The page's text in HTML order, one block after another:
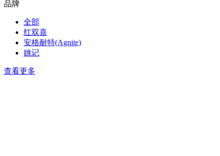
品牌
全部
红双喜
安格耐特(Agnite)
姚记
查看更多